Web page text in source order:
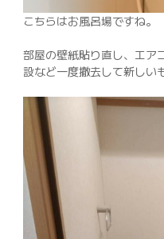
こちらはお風呂場ですね。
部屋の壁紙貼り直し、エア
設など一度撤去して新しい